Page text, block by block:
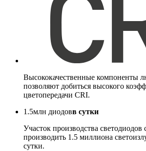
Высококачественные компоненты
позволяют добиться высокого
цветопередачи CRI.
1.5млн диодовв сутки
Участок производства светодиодов
производить 1.5 миллиона
сутки.